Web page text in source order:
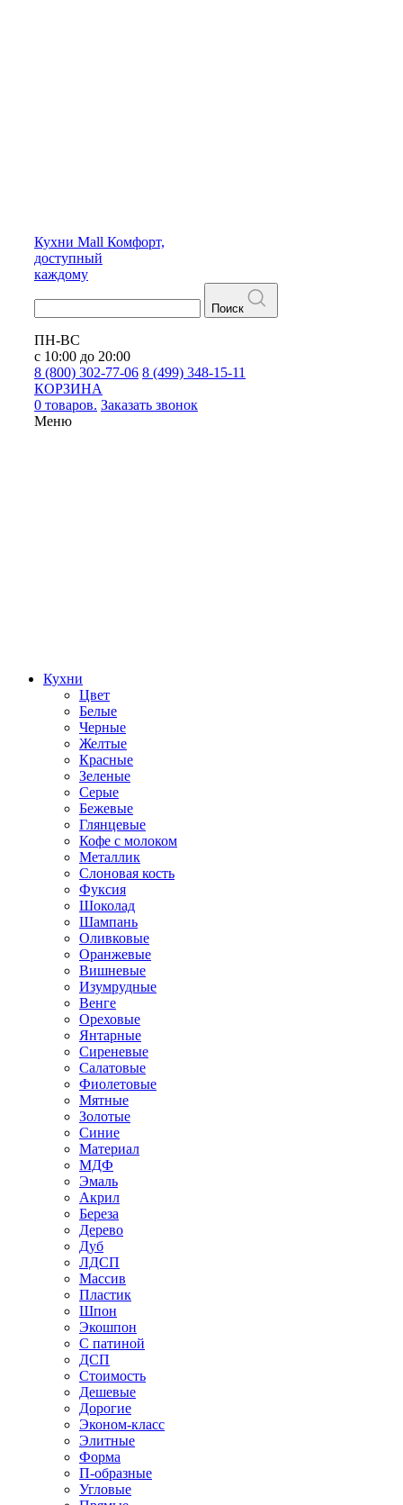
Кухни Mall Комфорт,
доступный
каждому
Поиск
ПН-ВС
с 10:00 до 20:00
8 (800) 302-77-06 8 (499) 348-15-11
КОРЗИНА
0 товаров. Заказать звонок
Меню
Кухни
Цвет
Белые
Черные
Желтые
Красные
Зеленые
Серые
Бежевые
Глянцевые
Кофе с молоком
Металлик
Слоновая кость
Фуксия
Шоколад
Шампань
Оливковые
Оранжевые
Вишневые
Изумрудные
Венге
Ореховые
Янтарные
Сиреневые
Салатовые
Фиолетовые
Мятные
Золотые
Синие
Материал
МДФ
Эмаль
Акрил
Береза
Дерево
Дуб
ЛДСП
Массив
Пластик
Шпон
Экошпон
С патиной
ДСП
Стоимость
Дешевые
Дорогие
Эконом-класс
Элитные
Форма
П-образные
Угловые